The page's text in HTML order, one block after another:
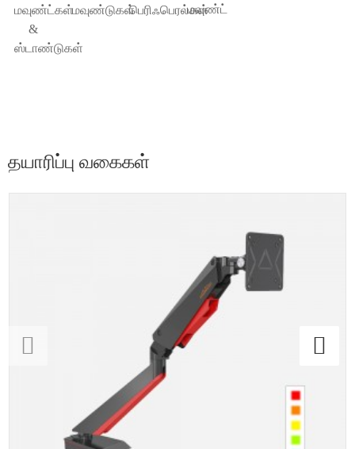
மவுண்ட்கள்
&
ஸ்டாண்டுகள்
மவுண்டுகள்பெரிஃபெரல்கள்மவுண்ட்
தயாரிப்பு வகைகள்